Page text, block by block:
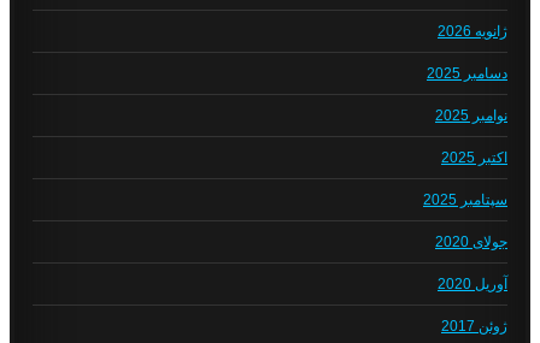
ژانویه 2026
دسامبر 2025
نوامبر 2025
اکتبر 2025
سپتامبر 2025
جولای 2020
آوریل 2020
ژوئن 2017